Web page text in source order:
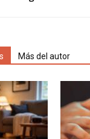
Más del autor